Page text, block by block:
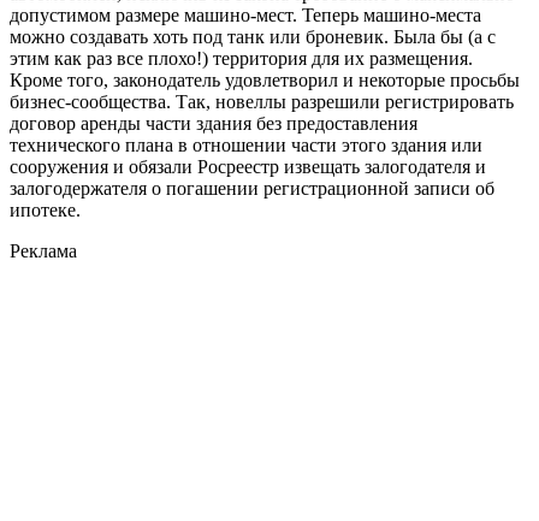
допустимом размере машино-мест. Теперь машино-места
можно создавать хоть под танк или броневик. Была бы (а с
этим как раз все плохо!) территория для их размещения.
Кроме того, законодатель удовлетворил и некоторые просьбы
бизнес-сообщества. Так, новеллы разрешили регистрировать
договор аренды части здания без предоставления
технического плана в отношении части этого здания или
сооружения и обязали Росреестр извещать залогодателя и
залогодержателя о погашении регистрационной записи об
ипотеке.
Реклама